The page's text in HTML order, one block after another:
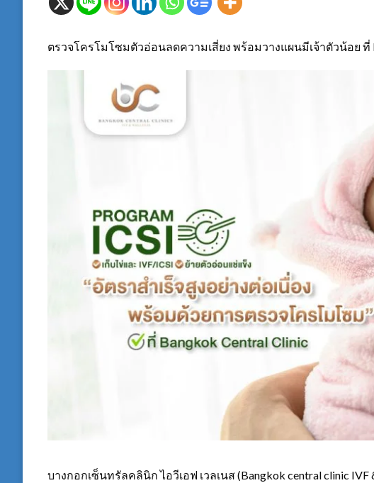
ตรวจโครโมโซมตัวอ่อนลดความเสี่ยง พร้อมวางแผนมีเจ้าตัวน้อย ที่
บางกอกเซ็นทรัลคลินิก ไอวีเอฟ เวลเนส (Bangkok central clinic IVF